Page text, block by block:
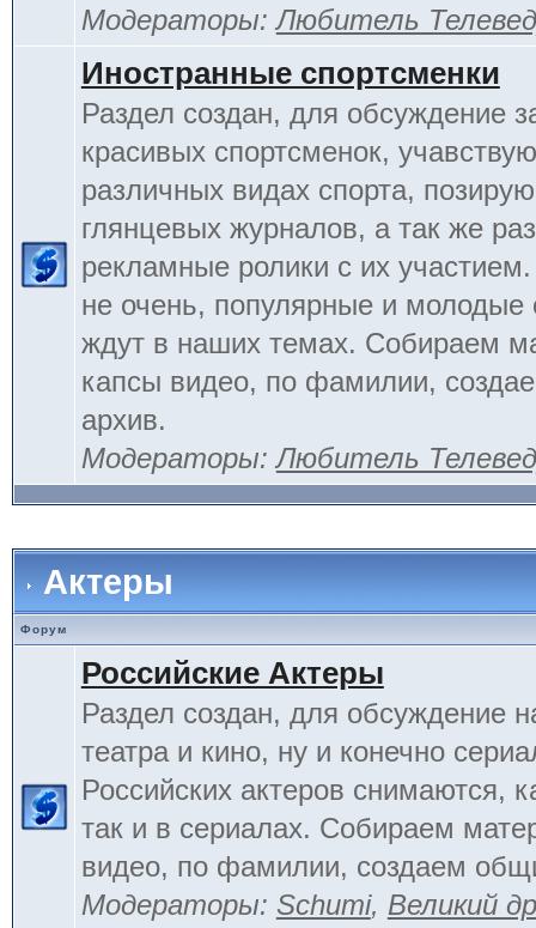
Модераторы:Любитель
Иностранные спортсменки
Раздел создан, для обсуждение
красивых спортсменок,
различных видах спорта,
глянцевых журналов, а так же
рекламные ролики с их
не очень, популярные и молодые
ждут в наших темах. Собираем
капсы видео, по фамилии,
архив.
Модераторы:Любитель
Актеры
Форум
Российские Актеры
Раздел создан, для обсуждение
театра и кино, ну и конечно
Российских актеров снимаются,
так и в сериалах. Собираем
видео, по фамилии, создаем
Модераторы: Schumi, Великий